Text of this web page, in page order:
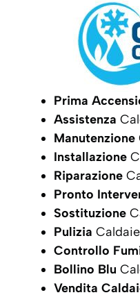
Prima
Assistenza
Manutenzione
Installazione
Riparazione
Pronto
Sostituzione
Pulizia
Controllo
Bollino Blu
Vendita